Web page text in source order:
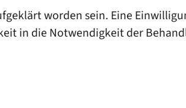
worden sein. Eine
in die Notwendigkeit der